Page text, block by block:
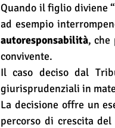
Quando il figlio diviene
ad esempio
autoresponsabilità, che
convivente.
Il caso deciso dal
giurisprudenziali in
La decisione offre un
percorso di crescita